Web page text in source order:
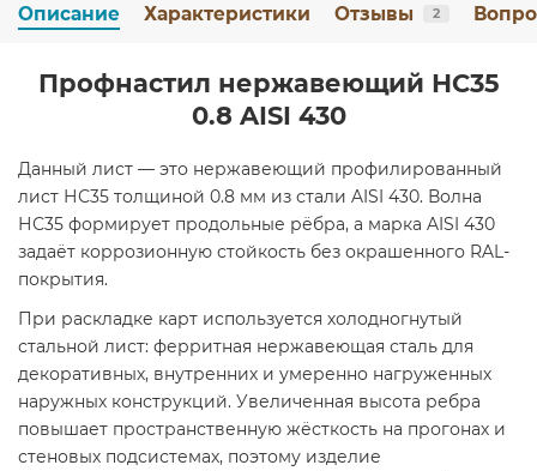
Описание Характеристики Отзывы 2
Профнастил нержавеющий НС35
0.8 AISI 430
Данный лист — это нержавеющий профилированный
лист НС35 толщиной 0.8 мм из стали AISI 430. Волна
НС35 формирует продольные рёбра, а марка AISI 430
задаёт коррозионную стойкость без окрашенного RAL-
покрытия.
При раскладке карт используется холодногнутый
стальной лист: ферритная нержавеющая сталь для
декоративных, внутренних и умеренно нагруженных
наружных конструкций. Увеличенная высота ребра
повышает пространственную жёсткость на прогонах и
стеновых подсистемах, поэтому изделие